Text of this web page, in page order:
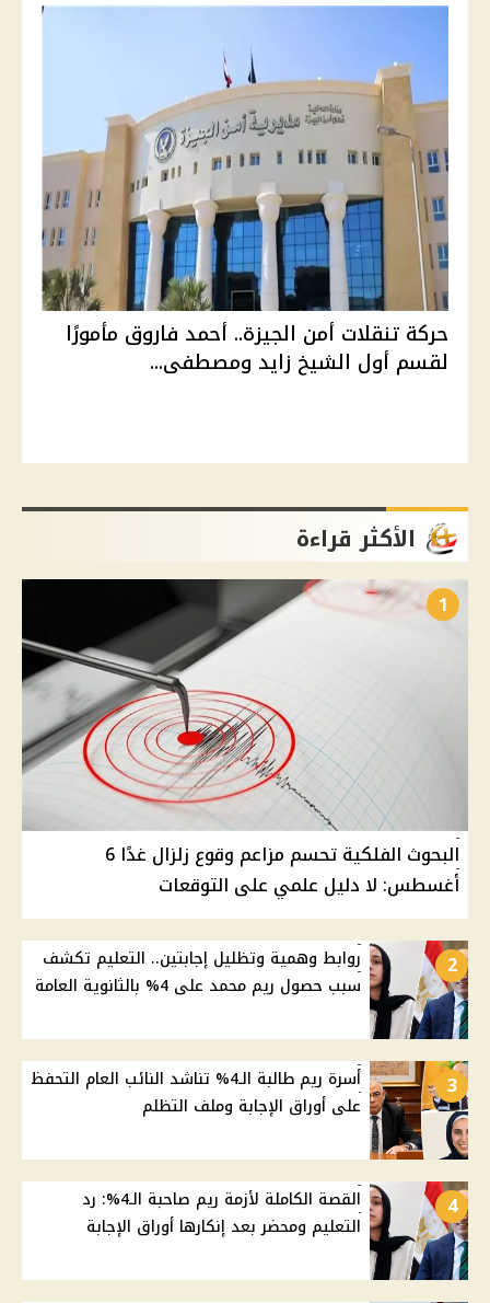
حركة تنقلات أمن الجيزة.. أحمد فاروق مأمورًا
لقسم أول الشيخ زايد ومصطفى...
الأكثر قراءة
1
البحوث الفلكية تحسم مزاعم وقوع زلزال غدًا 6
أغسطس: لا دليل علمي على التوقعات
2
روابط وهمية وتظليل إجابتين.. التعليم تكشف
سبب حصول ريم محمد على 4% بالثانوية العامة
3
أسرة ريم طالبة الـ4% تناشد النائب العام التحفظ
على أوراق الإجابة وملف التظلم
4
القصة الكاملة لأزمة ريم صاحبة الـ4%: رد
التعليم ومحضر بعد إنكارها أوراق الإجابة